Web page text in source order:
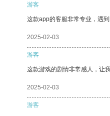
游客
这款app的客服非常专业，遇
2025-02-03
游客
这款游戏的剧情非常感人，让
2025-02-03
游客